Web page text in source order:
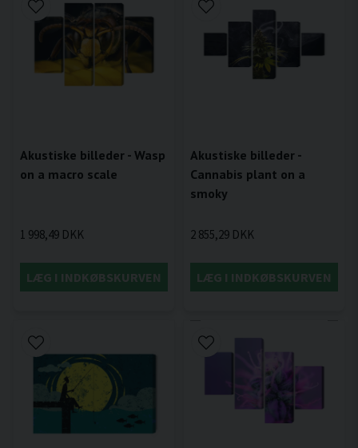
Akustiske billeder - Wasp
on a macro scale
1 998,49 DKK
LÆG I INDKØBSKURVEN
Akustiske billeder -
Cannabis plant on a
smoky
2 855,29 DKK
LÆG I INDKØBSKURVEN